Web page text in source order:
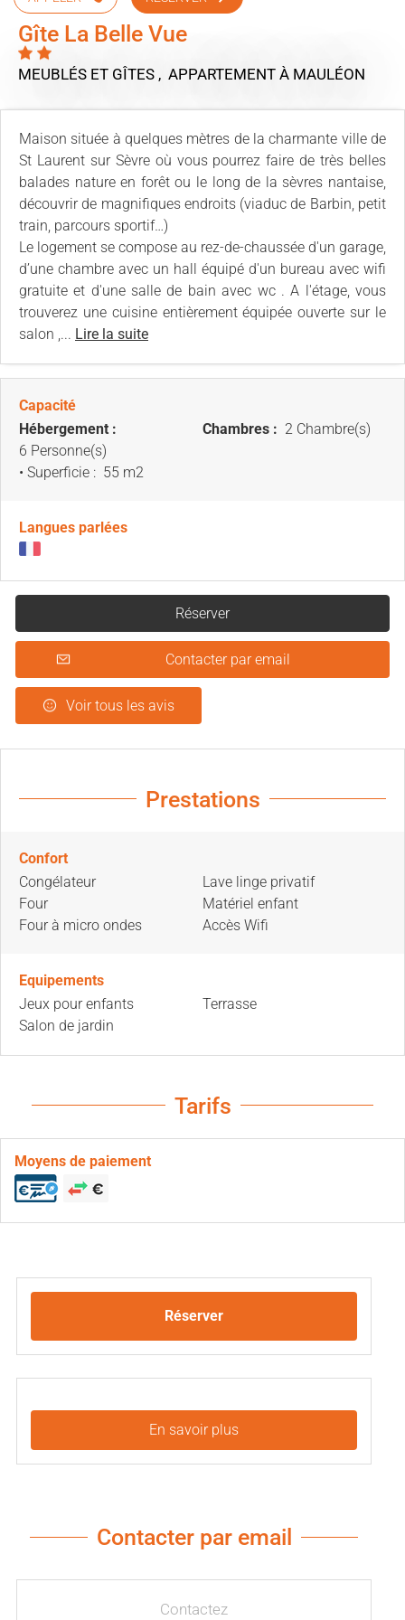
Gîte La Belle Vue
MEUBLÉS ET GÎTES , APPARTEMENT À MAULÉON
Maison située à quelques mètres de la charmante ville de
St Laurent sur Sèvre où vous pourrez faire de très belles
balades nature en forêt ou le long de la sèvres nantaise,
découvrir de magnifiques endroits (viaduc de Barbin, petit
train, parcours sportif…)
Le logement se compose au rez-de-chaussée d'un garage,
d’une chambre avec un hall équipé d'un bureau avec wifi
gratuite et d'une salle de bain avec wc . A l'étage, vous
trouverez une cuisine entièrement équipée ouverte sur le
salon ,... Lire la suite
Capacité
Hébergement :
6 Personne(s)
• Superficie : 55 m2
Chambres : 2 Chambre(s)
Langues parlées
Réserver
Contacter par email
Voir tous les avis
Prestations
Confort
Congélateur
Four
Four à micro ondes
Lave linge privatif
Matériel enfant
Accès Wifi
Equipements
Jeux pour enfants
Salon de jardin
Terrasse
Tarifs
Moyens de paiement
Réserver
En savoir plus
Contacter par email
Contactez